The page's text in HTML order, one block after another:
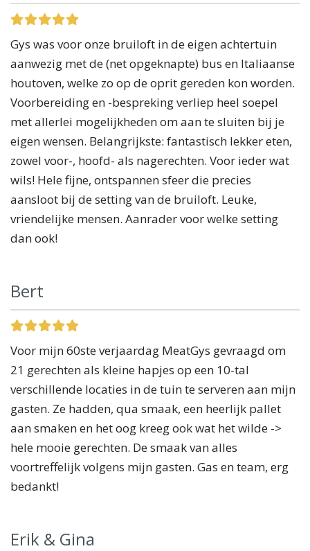
Gys was voor onze bruiloft in de eigen achtertuin
aanwezig met de (net opgeknapte) bus en Italiaanse
houtoven, welke zo op de oprit gereden kon worden.
Voorbereiding en -bespreking verliep heel soepel
met allerlei mogelijkheden om aan te sluiten bij je
eigen wensen. Belangrijkste: fantastisch lekker eten,
zowel voor-, hoofd- als nagerechten. Voor ieder wat
wils! Hele fijne, ontspannen sfeer die precies
aansloot bij de setting van de bruiloft. Leuke,
vriendelijke mensen. Aanrader voor welke setting
dan ook!
Bert
Voor mijn 60ste verjaardag MeatGys gevraagd om
21 gerechten als kleine hapjes op een 10-tal
verschillende locaties in de tuin te serveren aan mijn
gasten. Ze hadden, qua smaak, een heerlijk pallet
aan smaken en het oog kreeg ook wat het wilde ->
hele mooie gerechten. De smaak van alles
voortreffelijk volgens mijn gasten. Gas en team, erg
bedankt!
Erik & Gina